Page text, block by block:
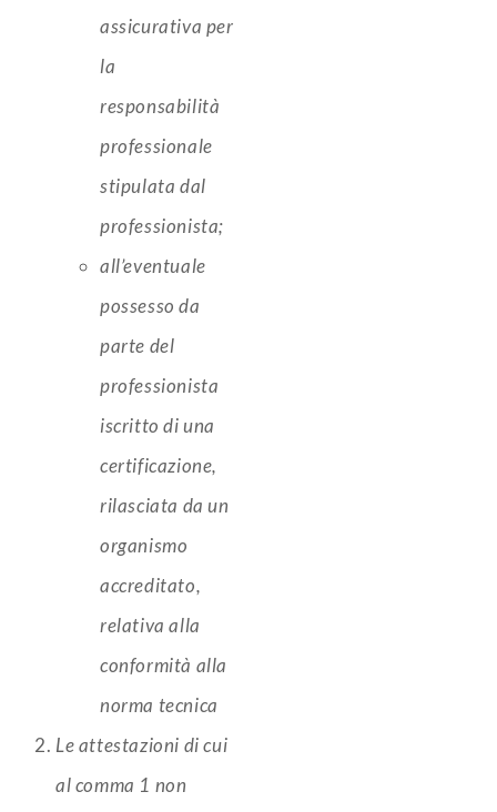
assicurativa per
la
responsabilità
professionale
stipulata dal
professionista;
all’eventuale
possesso da
parte del
professionista
iscritto di una
certificazione,
rilasciata da un
organismo
accreditato,
relativa alla
conformità alla
norma tecnica
Le attestazioni di cui
al comma 1 non